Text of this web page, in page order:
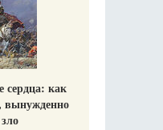
сердца: как
вынужденно